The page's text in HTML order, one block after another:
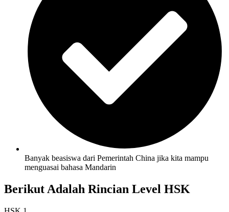
Banyak beasiswa dari Pemerintah China jika kita mampu
menguasai bahasa Mandarin
Berikut Adalah Rincian Level HSK